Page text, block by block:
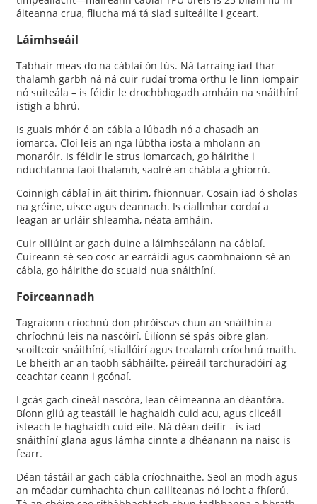
áiteanna crua, fliucha má tá siad suiteáilte i gceart.
Láimhseáil
Tabhair meas do na cáblaí ón tús. Ná tarraing iad thar
thalamh garbh ná ná cuir rudaí troma orthu le linn iompair
nó suiteála – is féidir le drochbhogadh amháin na snáithíní
istigh a bhrú.
Is guais mhór é an cábla a lúbadh nó a chasadh an
iomarca. Cloí leis an nga lúbtha íosta a mholann an
monaróir. Is féidir le strus iomarcach, go háirithe i
nduchtanna faoi thalamh, saolré an chábla a ghiorrú.
Coinnigh cáblaí in áit thirim, fhionnuar. Cosain iad ó sholas
na gréine, uisce agus deannach. Is ciallmhar cordaí a
leagan ar urláir shleamha, néata amháin.
Cuir oiliúint ar gach duine a láimhseálann na cáblaí.
Cuireann sé seo cosc ​​ar earráidí agus caomhnaíonn sé an
cábla, go háirithe do scuaid nua snáithíní.
Foirceannadh
Tagraíonn críochnú don phróiseas chun an snáithín a
chríochnú leis na nascóirí. Éilíonn sé spás oibre glan,
scoilteoir snáithíní, stiallóirí agus trealamh críochnú maith.
Le bheith ar an taobh sábháilte, péireáil tarchuradóirí ag
ceachtar ceann i gcónaí.
I gcás gach cineál nascóra, lean céimeanna an déantóra.
Bíonn gliú ag teastáil le haghaidh cuid acu, agus cliceáil
isteach le haghaidh cuid eile. Ná déan deifir - is iad
snáithíní glana agus lámha cinnte a dhéanann na naisc is
fearr.
Déan tástáil ar gach cábla críochnaithe. Seol an modh agus
an méadar cumhachta chun caillteanas nó locht a fhíorú.